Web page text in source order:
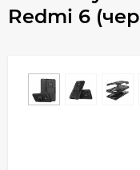
Redmi 6